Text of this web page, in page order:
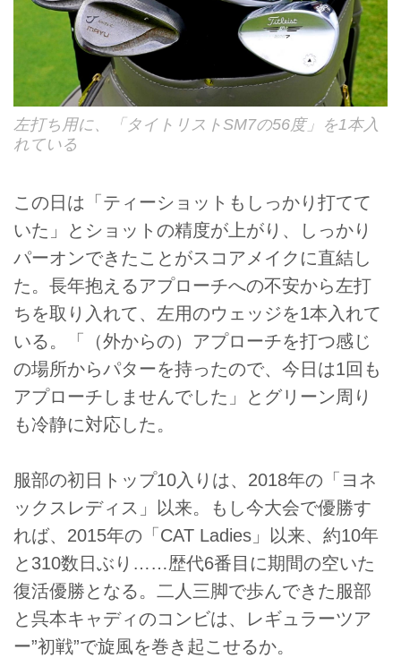
左打ち用に、「タイトリストSM7の56度」を1本入
れている
この日は「ティーショットもしっかり打てて
いた」とショットの精度が上がり、しっかり
パーオンできたことがスコアメイクに直結し
た。長年抱えるアプローチへの不安から左打
ちを取り入れて、左用のウェッジを1本入れて
いる。「（外からの）アプローチを打つ感じ
の場所からパターを持ったので、今日は1回も
アプローチしませんでした」とグリーン周り
も冷静に対応した。
服部の初日トップ10入りは、2018年の「ヨネ
ックスレディス」以来。もし今大会で優勝す
れば、2015年の「CAT Ladies」以来、約10年
と310数日ぶり……歴代6番目に期間の空いた
復活優勝となる。二人三脚で歩んできた服部
と呉本キャディのコンビは、レギュラーツア
ー”初戦”で旋風を巻き起こせるか。